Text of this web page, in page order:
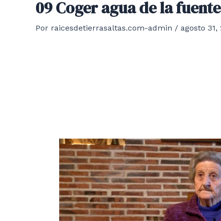
09 Coger agua de la fuente
Por raicesdetierrasaltas.com-admin / agosto 31,